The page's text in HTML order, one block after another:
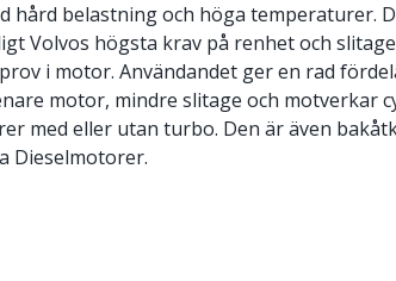
hård belastning och höga temperaturer.
Volvos högsta krav på renhet och
i motor. Användandet ger en rad
motor, mindre slitage och motverkar
med eller utan turbo. Den är även
Dieselmotorer.